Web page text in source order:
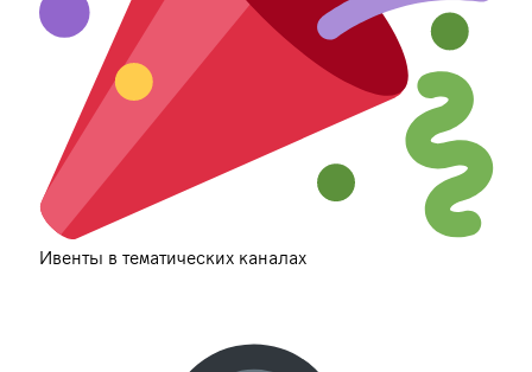
Ивенты в тематических каналах